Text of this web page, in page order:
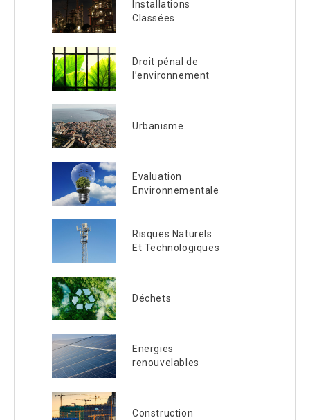
Installations
Classées
Droit pénal de
l’environnement
Urbanisme
Evaluation
Environnementale
Risques Naturels
Et Technologiques
Déchets
Energies
renouvelables
Construction